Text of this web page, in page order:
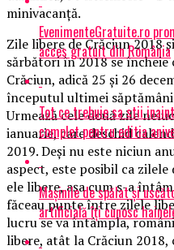
minivacanţă.
Zile libere de Crăciun 2018
sărbători în 2018 se încheie
Crăciun, adică 25 şi 26
începutul ultimei
Urmează cele două zile
ianuarie, care deschid
2019. Deşi nu este niciun
aspect, este posibil ca zilele
ele libere, aşa cum s-a
făceau punte între zilele
lucru se va întâmpla,
libere, atât la Crăciun 2018,
EvenimenteGratuite.ro
acces gratuit din România
Tot ce trebuie sa stii
complet pentru editia
Mașinile de spălat și
artificială îți cunosc